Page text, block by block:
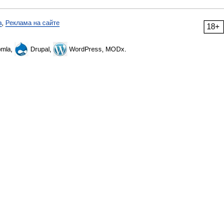
18+
Реклама на сайте
Drupal, WordPress, MODx.